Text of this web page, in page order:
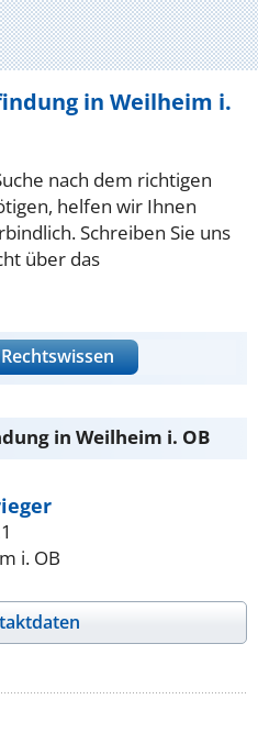
in Weilheim i.
nach dem richtigen
helfen wir Ihnen
Schreiben Sie uns
über das
in Weilheim i. OB
i. OB